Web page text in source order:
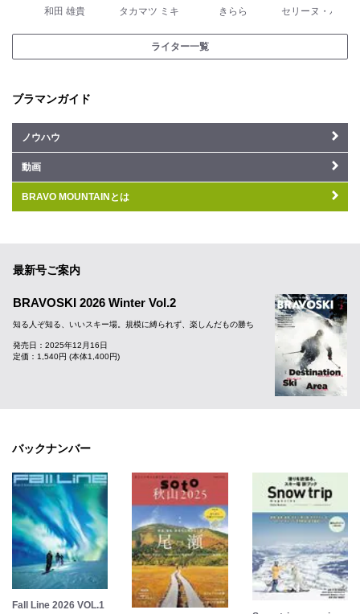
和田 雄貴 タカマツ ミキ きらら
ライター一覧
ブラマンガイド
ノウハウ
動画
BRAVO MOUNTAINとは
最新号ご案内
BRAVOSKI 2026 Winter Vol.2
知る人ぞ知る、いいスキー場。規模に縛られず、楽しんだもの勝ち
発売日：2025年12月16日
定価：1,540円 (本体1,400円)
バックナンバー
Fall Line 2026 VOL.1